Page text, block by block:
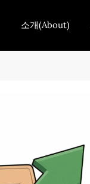
소개(About)